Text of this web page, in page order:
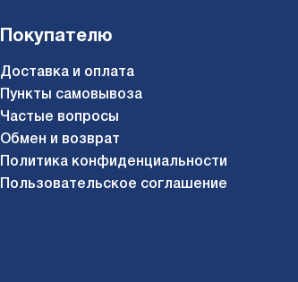
Покупателю
Доставка и оплата
Пункты самовывоза
Частые вопросы
Обмен и возврат
Политика конфиденциальности
Пользовательское соглашение